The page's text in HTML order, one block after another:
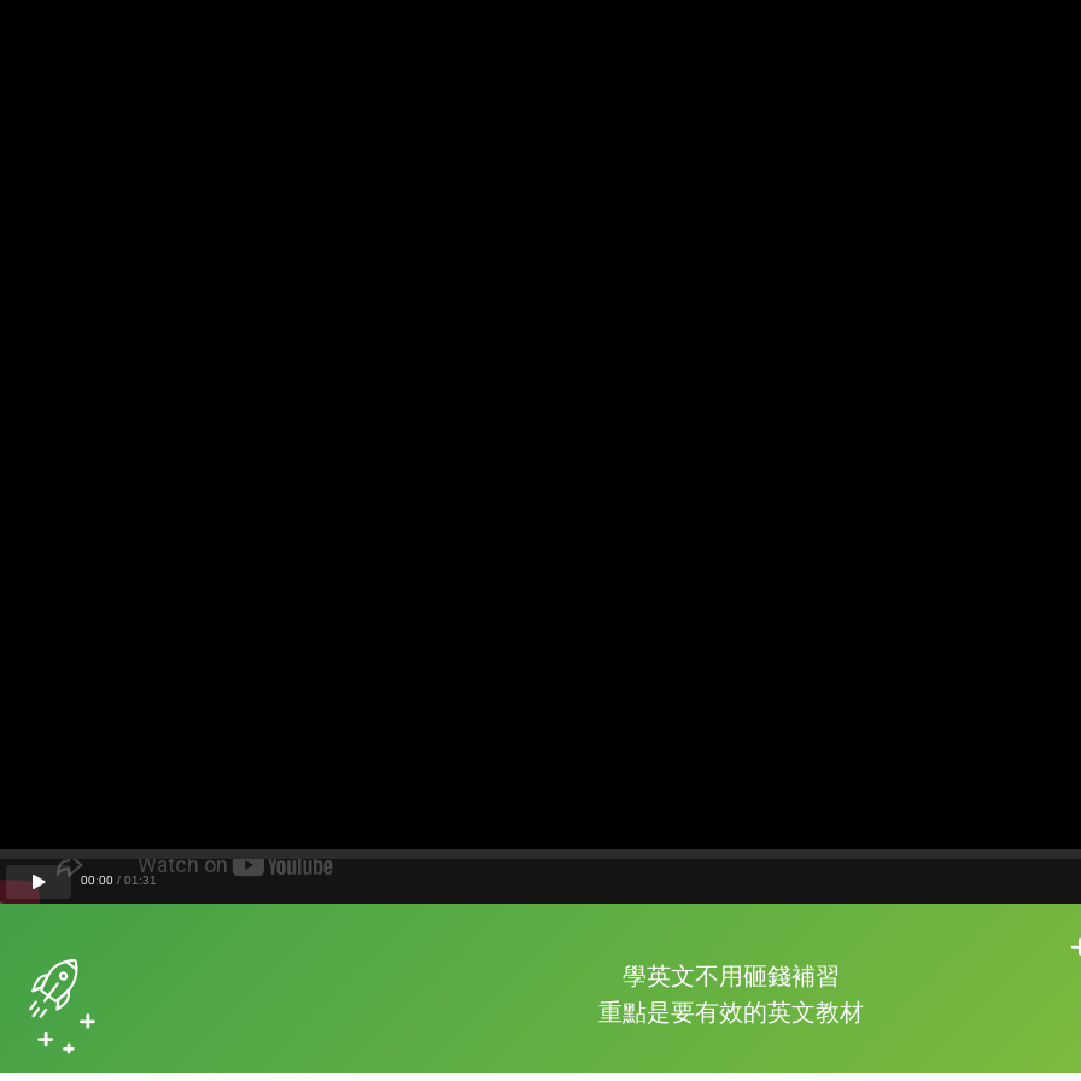
學英文不用砸錢補習
重點是要有效的英文教材
的品牌故事
00:00 / 01 :31